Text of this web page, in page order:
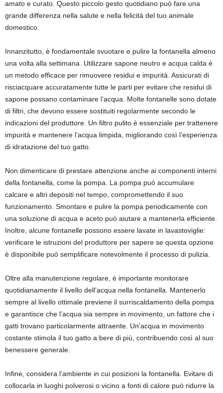
amato e curato. Questo piccolo gesto quotidiano può fare una
grande differenza nella salute e nella felicità del tuo animale
domestico.
Innanzitutto, è fondamentale svuotare e pulire la fontanella almeno
una volta alla settimana. Utilizzare sapone neutro e acqua calda è
un metodo efficace per rimuovere residui e impurità. Assicurati di
risciacquare accuratamente tutte le parti per evitare che residui di
sapone possano contaminare l’acqua. Molte fontanelle sono dotate
di filtri, che devono essere sostituiti regolarmente secondo le
indicazioni del produttore. Un filtro pulito è essenziale per trattenere
impurità e mantenere l’acqua limpida, migliorando così l’esperienza
di idratazione del tuo gatto.
Non dimenticare di prestare attenzione anche ai componenti interni
della fontanella, come la pompa. La pompa può accumulare
calcare e altri depositi nel tempo, compromettendo il suo
funzionamento. Smontare e pulire la pompa periodicamente con
una soluzione di acqua e aceto può aiutare a mantenerla efficiente.
Inoltre, alcune fontanelle possono essere lavate in lavastoviglie:
verificare le istruzioni del produttore per sapere se questa opzione
è disponibile può semplificare notevolmente il processo di pulizia.
Oltre alla manutenzione regolare, è importante monitorare
quotidianamente il livello dell’acqua nella fontanella. Mantenerlo
sempre al livello ottimale previene il surriscaldamento della pompa
e garantisce che l’acqua sia sempre in movimento, un fattore che i
gatti trovano particolarmente attraente. Un’acqua in movimento
costante stimola il tuo gatto a bere di più, contribuendo così al suo
benessere generale.
Infine, considera l’ambiente in cui posizioni la fontanella. Evitare di
collocarla in luoghi polverosi o vicino a fonti di calore può ridurre la